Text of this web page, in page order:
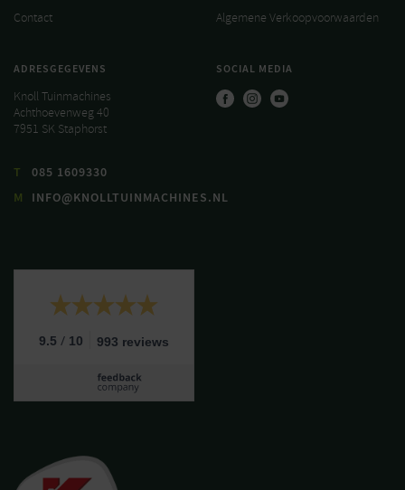
Contact
Algemene Verkoopvoorwaarden
ADRESGEGEVENS
Knoll Tuinmachines
Achthoevenweg 40
7951 SK Staphorst
T
085 1609330
M
INFO@KNOLLTUINMACHINES.NL
SOCIAL MEDIA
9.5 / 10 993 reviews